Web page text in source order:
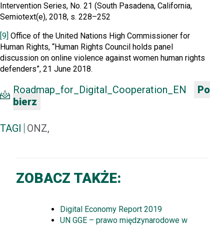
Intervention Series, No. 21 (South Pasadena, California,
Semiotext(e), 2018, s. 228–252
[9] Office of the United Nations High Commissioner for
Human Rights, “Human Rights Council holds panel
discussion on online violence against women human rights
defenders”, 21 June 2018.
Roadmap_for_Digital_Cooperation_EN
Po
bierz
TAGI ONZ,
ZOBACZ TAKŻE:
Digital Economy Report 2019
UN GGE – prawo międzynarodowe w